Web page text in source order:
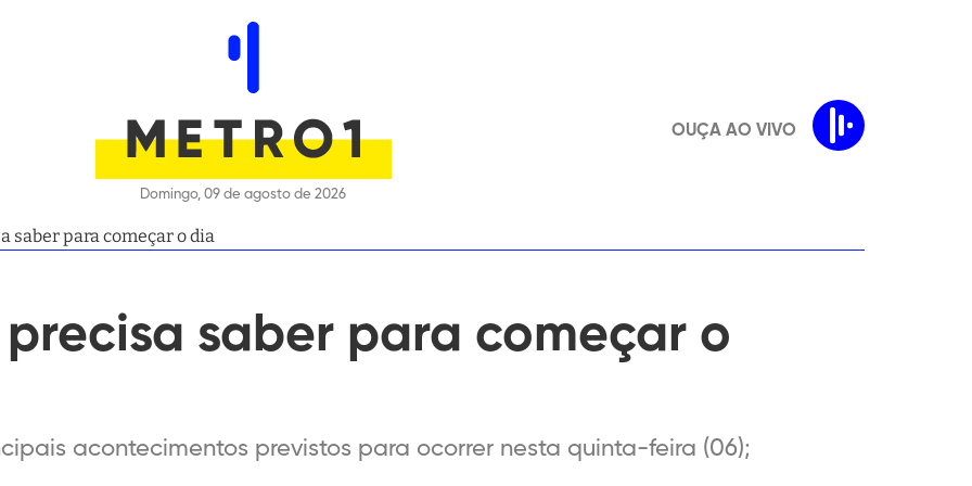
Domingo, 09 de agosto de 2026
OUÇA AO VIVO
saber para começar o dia
saber para começar o
acontecimentos previstos para ocorrer nesta quinta-feira (06);